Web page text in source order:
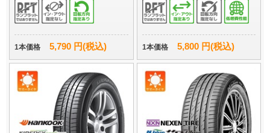
1本価格 5,790 円(税込) 1本価格 5,800 円(税込)